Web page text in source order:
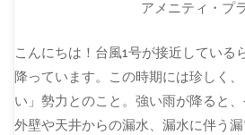
アメニティ・プ
こんにちは！台風1号が接近している
降っています。この時期には珍しく
い」勢力とのこと。強い雨が降ると、
外壁や天井からの漏水、漏水に伴う